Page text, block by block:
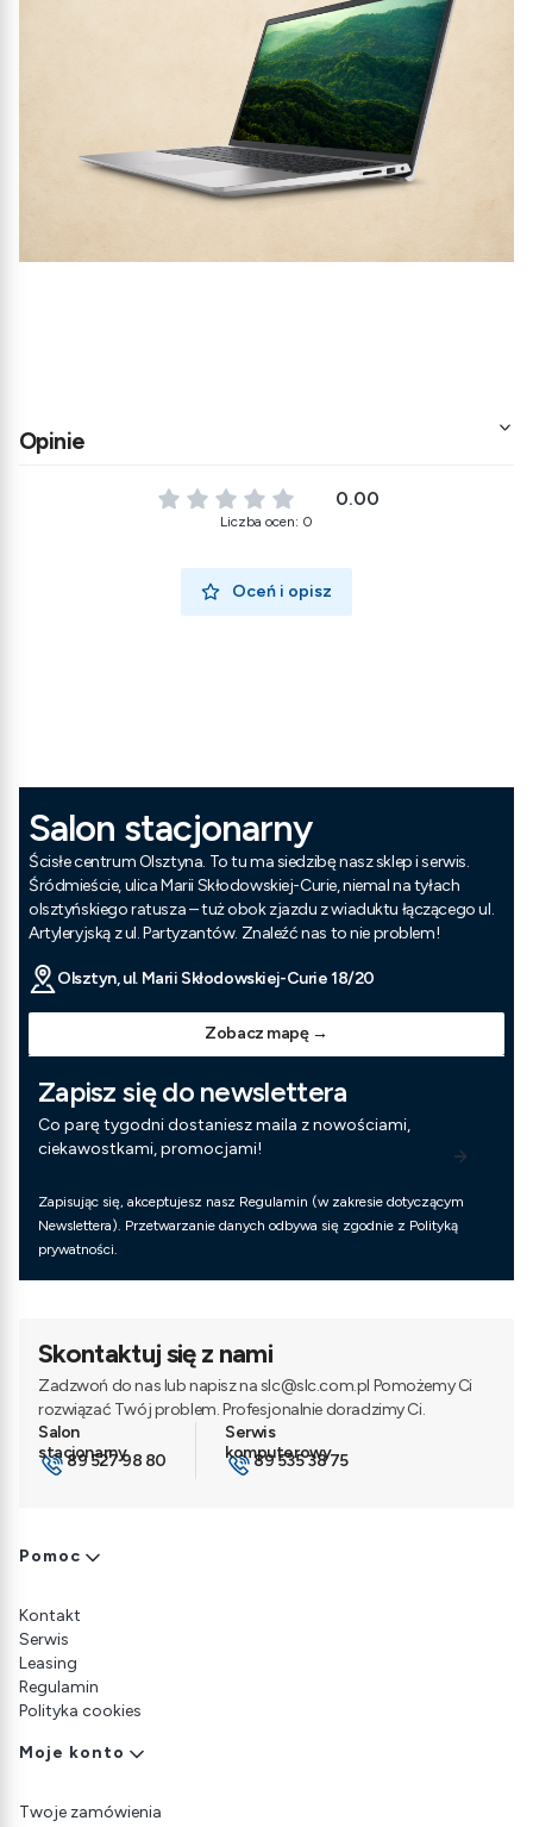
Opinie
0.00
Liczba ocen: 0
Oceń i opisz
Salon stacjonarny
Ścisłe centrum Olsztyna. To tu ma siedzibę nasz sklep i serwis.
Śródmieście, ulica Marii Skłodowskiej-Curie, niemal na tyłach
olsztyńskiego ratusza – tuż obok zjazdu z wiaduktu łączącego ul.
Artyleryjską z ul. Partyzantów. Znaleźć nas to nie problem!
Olsztyn, ul. Marii Skłodowskiej-Curie 18/20
Zobacz mapę →
Zapisz się do newslettera
Co parę tygodni dostaniesz maila z nowościami,
ciekawostkami, promocjami!
Zapisując się, akceptujesz nasz Regulamin (w zakresie dotyczącym
Newslettera). Przetwarzanie danych odbywa się zgodnie z Polityką
prywatności.
Skontaktuj się z nami
Zadzwoń do nas lub napisz na slc@slc.com.pl Pomożemy Ci
rozwiązać Twój problem. Profesjonalnie doradzimy Ci.
89 527 98 80 89 535 38 75
Linki w stopce
Pomoc
Kontakt
Serwis
Leasing
Regulamin
Polityka cookies
Moje konto
Twoje zamówienia